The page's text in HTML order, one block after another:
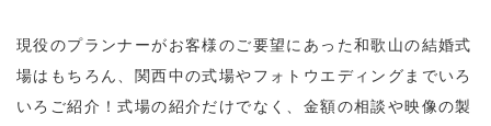
現役のプランナーがお客様のご要望にあった和歌山の結婚式
場はもちろん、関西中の式場やフォトウエディングまでいろ
いろご紹介！式場の紹介だけでなく、金額の相談や映像の製